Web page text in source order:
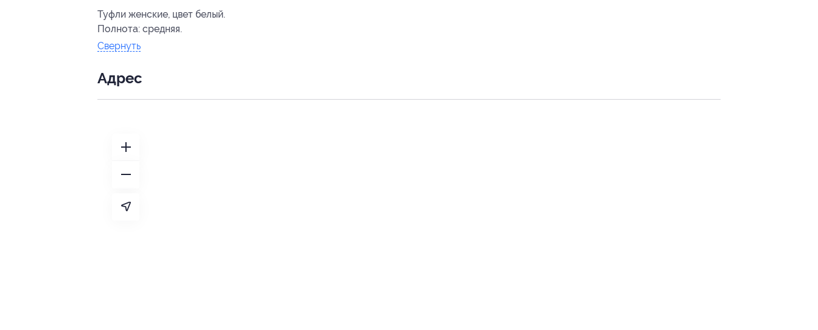
Туфли женские, цвет белый.
Полнота: средняя.
Свернуть
Адрес